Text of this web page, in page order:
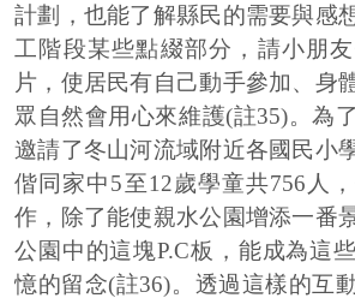
計劃，也能了解縣民的需要與感
工階段某些點綴部分，請小朋
片，使居民有自己動手參加、身
眾自然會用心來維護(註35)。為
邀請了冬山河流域附近各國民小
偕同家中5至12歲學童共756人
作，除了能使親水公園增添一番
公園中的這塊P.C板，能成為這
憶的留念(註36)。透過這樣的互